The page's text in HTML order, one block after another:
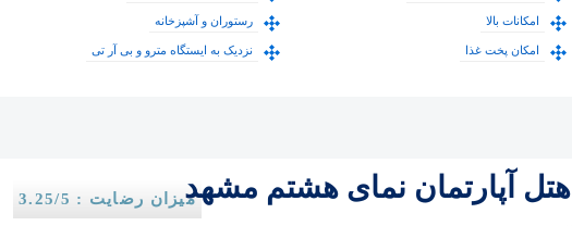
امکانات بالا رستوران و آشپزخانه
امکان پخت غذا نزدیک به ایستگاه مترو و بی آر تی
هتل آپارتمان نمای هشتم مشهدمیزان رضایت : 3.25/5